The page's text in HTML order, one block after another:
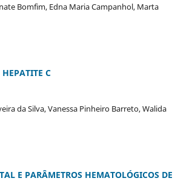
Bomfim, Edna Maria Campanhol, Marta
C
da Silva, Vanessa Pinheiro Barreto, Walida
E PARÂMETROS HEMATOLÓGICOS DE